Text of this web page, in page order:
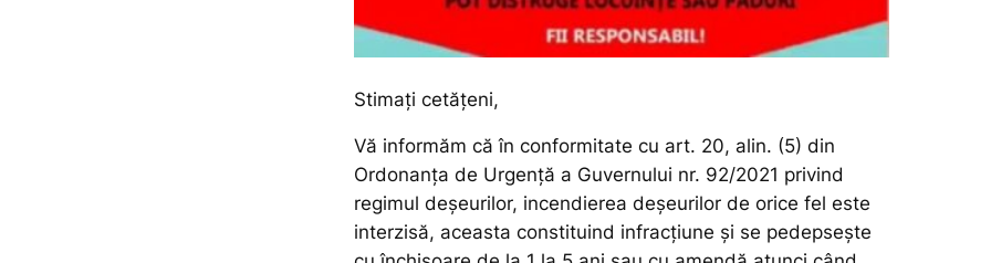
Stimați cetățeni,
Vă informăm că în conformitate cu art. 20, alin. (5) din
Ordonanța de Urgență a Guvernului nr. 92/2021 privind
regimul deșeurilor, incendierea deșeurilor de orice fel este
interzisă, aceasta constituind infracțiune și se pedepsește